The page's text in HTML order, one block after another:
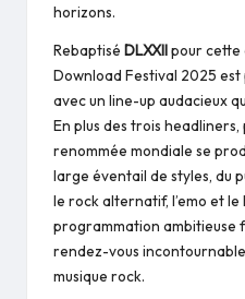
horizons.
Rebaptisé DLXXIIpour cette
Download Festival 2025
avec un line-up audacieux
En plus des trois headliners,
renommée mondiale se
large éventail de styles, du
le rock alternatif, l’emo et
programmation ambitieuse
rendez-vous
musique rock.